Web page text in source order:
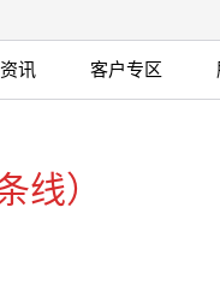
讯 客户专区
线）